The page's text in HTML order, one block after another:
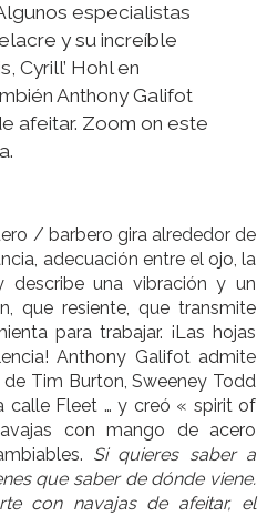
especialistas
y su increíble
Cyrill’ Hohl en
Anthony Galifot
afeitar. Zoom on este
/ barbero gira alrededor de
adecuación entre el ojo, la
describe una vibración y un
que resiente, que transmite
para trabajar. ¡Las hojas
admite
Tim Burton, Sweeney Todd
calle Fleet … y creó « spirit of
con mango de acero
Si quieres saber a
que saber de dónde viene.
con navajas de afeitar, el